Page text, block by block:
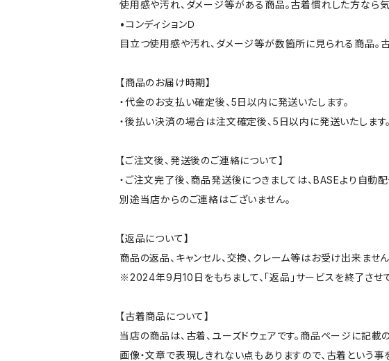
使用感や汚れ、ダメージ等がある商品。古着慣れした方なら
•コンディションＤ
目立つ使用感や汚れ、ダメージ等が数箇所に見られる商品。
【商品のお届け時期】
・代金のお支払い確定後、5日以内に発送いたします。
・後払い決済の場合は注文確定後、5日以内に発送いたします。
【ご注文後、発送後のご連絡について】
・ご注文完了後、商品発送後につきましては、BASEより自動
別途当店からのご連絡はございません。
【返品について】
商品の返品、キャンセル、交換、クレーム等はお受け出来ません
※2024年9月10日をもちまして、「返品」サービスを終了させ
【古着商品について】
当店の商品は、古着、ユーズドウェアです。商品ページに記
画像・文章で表現しきれない点もありますので、古着という事